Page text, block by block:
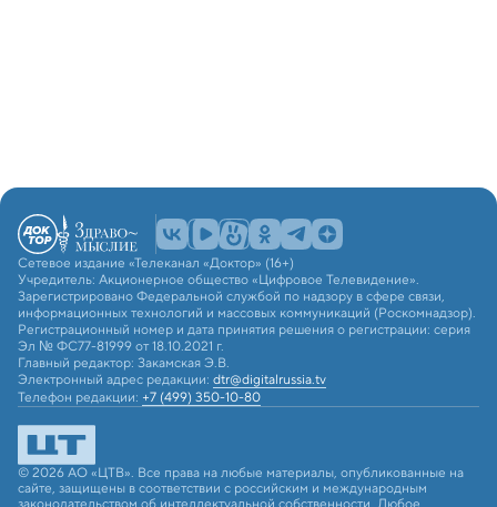
Сетевое издание «Телеканал «Доктор» (16+)
Учредитель: Акционерное общество «Цифровое Телевидение».
Зарегистрировано Федеральной службой по надзору в сфере связи,
информационных технологий и массовых коммуникаций (Роскомнадзор).
Регистрационный номер и дата принятия решения о регистрации: серия
Эл № ФС77-81999 от 18.10.2021 г.
Главный редактор: Закамская Э.В.
Электронный адрес редакции: dtr@digitalrussia.tv
Телефон редакции: +7 (499) 350-10-80
© 2026 АО «ЦТВ». Все права на любые материалы, опубликованные на
сайте, защищены в соответствии с российским и международным
законодательством об интеллектуальной собственности. Любое